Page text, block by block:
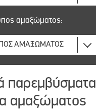
αμαξώματος:
παρεμβύσματα
αμαξώματος